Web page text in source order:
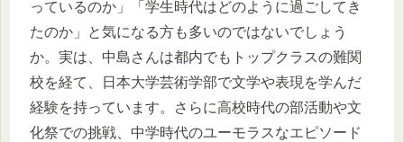
っているのか」「学生時代はどのように過ごしてき
たのか」と気になる方も多いのではないでしょう
か。実は、中島さんは都内でもトップクラスの難関
校を経て、日本大学芸術学部で文学や表現を学んだ
経験を持っています。さらに高校時代の部活動や文
化祭での挑戦、中学時代のユーモラスなエピソード